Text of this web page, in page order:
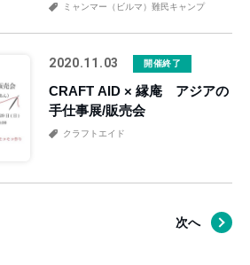
ミャンマー（ビルマ）難民キャンプ
2020.11.03 開催終了
CRAFT AID × 縁庵 アジアの
手仕事展/販売会
クラフトエイド
次へ